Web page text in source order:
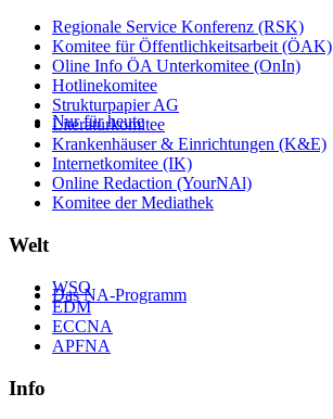
Nur für heute
Das NA-Programm
Regionale Service Konferenz (RSK)
Komitee für Öffentlichkeitsarbeit (ÖAK)
Oline Info ÖA Unterkomitee (OnIn)
Hotlinekomitee
Strukturpapier AG
Literaturkomitee
Krankenhäuser & Einrichtungen (K&E)
Internetkomitee (IK)
Online Redaction (YourNAl)
Komitee der Mediathek
Welt
WSO
EDM
ECCNA
APFNA
Info